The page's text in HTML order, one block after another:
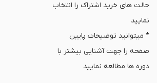
حالت های خرید اشتراک را انتخاب
نمایید
* میتوانید توضیحات پایین
صفحه را جهت آشنایی بیشتر با
دوره ها مطالعه نمایید